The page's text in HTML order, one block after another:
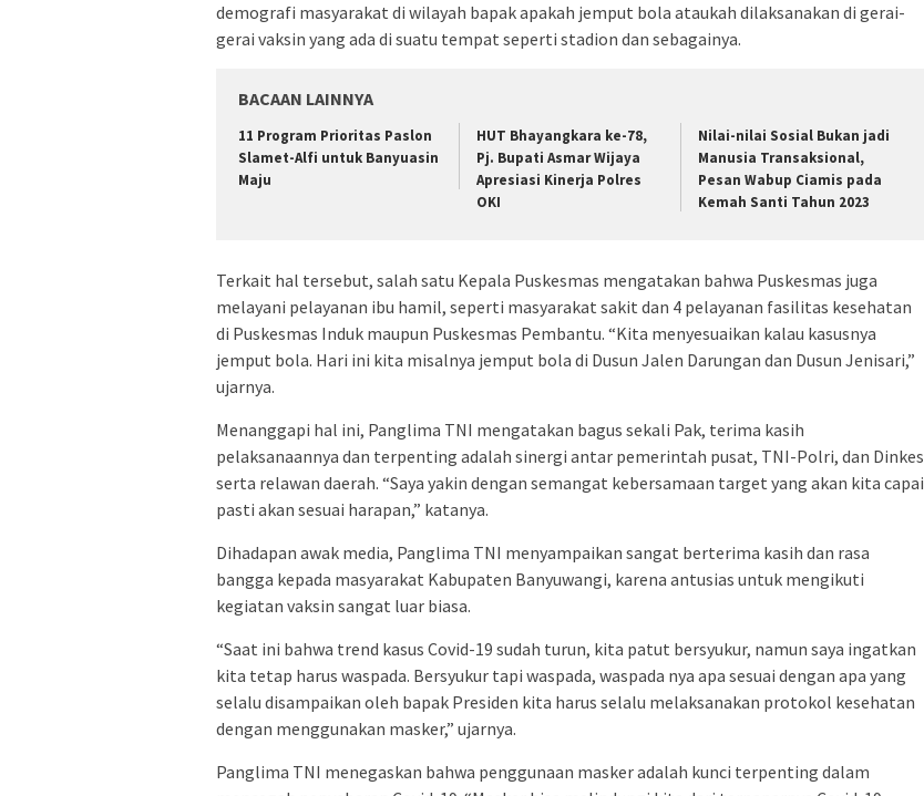
demografi masyarakat di wilayah bapak apakah jemput bola ataukah dilaksanakan di gerai-
gerai vaksin yang ada di suatu tempat seperti stadion dan sebagainya.
BACAAN LAINNYA
11 Program Prioritas Paslon
Slamet-Alfi untuk Banyuasin
Maju
HUT Bhayangkara ke-78,
Pj. Bupati Asmar Wijaya
Apresiasi Kinerja Polres
OKI
Nilai-nilai Sosial Bukan jadi
Manusia Transaksional,
Pesan Wabup Ciamis pada
Kemah Santi Tahun 2023
Terkait hal tersebut, salah satu Kepala Puskesmas mengatakan bahwa Puskesmas juga
melayani pelayanan ibu hamil, seperti masyarakat sakit dan 4 pelayanan fasilitas kesehatan
di Puskesmas Induk maupun Puskesmas Pembantu. “Kita menyesuaikan kalau kasusnya
jemput bola. Hari ini kita misalnya jemput bola di Dusun Jalen Darungan dan Dusun Jenisari,”
ujarnya.
Menanggapi hal ini, Panglima TNI mengatakan bagus sekali Pak, terima kasih
pelaksanaannya dan terpenting adalah sinergi antar pemerintah pusat, TNI-Polri, dan Dinkes
serta relawan daerah. “Saya yakin dengan semangat kebersamaan target yang akan kita capai
pasti akan sesuai harapan,” katanya.
Dihadapan awak media, Panglima TNI menyampaikan sangat berterima kasih dan rasa
bangga kepada masyarakat Kabupaten Banyuwangi, karena antusias untuk mengikuti
kegiatan vaksin sangat luar biasa.
“Saat ini bahwa trend kasus Covid-19 sudah turun, kita patut bersyukur, namun saya ingatkan
kita tetap harus waspada. Bersyukur tapi waspada, waspada nya apa sesuai dengan apa yang
selalu disampaikan oleh bapak Presiden kita harus selalu melaksanakan protokol kesehatan
dengan menggunakan masker,” ujarnya.
Panglima TNI menegaskan bahwa penggunaan masker adalah kunci terpenting dalam